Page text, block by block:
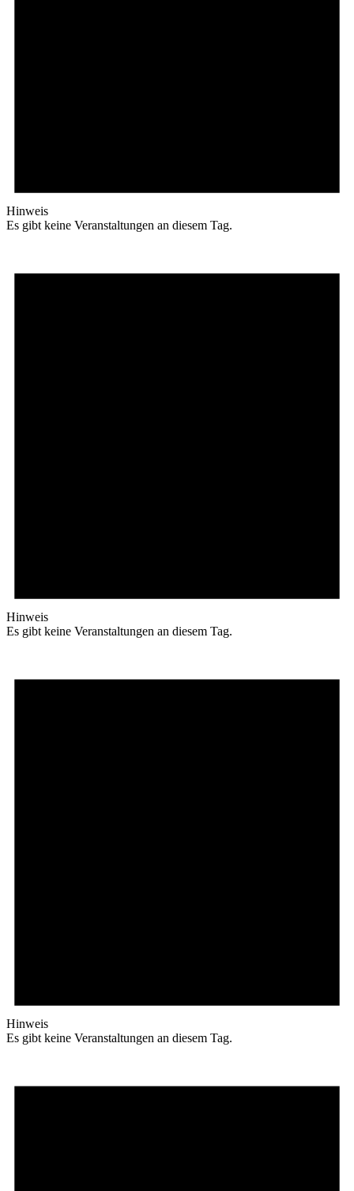
Hinweis
Es gibt keine Veranstaltungen an diesem Tag.
Hinweis
Es gibt keine Veranstaltungen an diesem Tag.
Hinweis
Es gibt keine Veranstaltungen an diesem Tag.